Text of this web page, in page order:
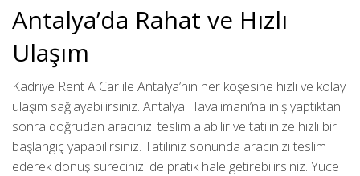
Antalya’da Rahat ve Hızlı
Ulaşım
Kadriye Rent A Car ile Antalya’nın her köşesine hızlı ve kolay
ulaşım sağlayabilirsiniz. Antalya Havalimanı’na iniş yaptıktan
sonra doğrudan aracınızı teslim alabilir ve tatilinize hızlı bir
başlangıç yapabilirsiniz. Tatiliniz sonunda aracınızı teslim
ederek dönüş sürecinizi de pratik hale getirebilirsiniz. Yüce